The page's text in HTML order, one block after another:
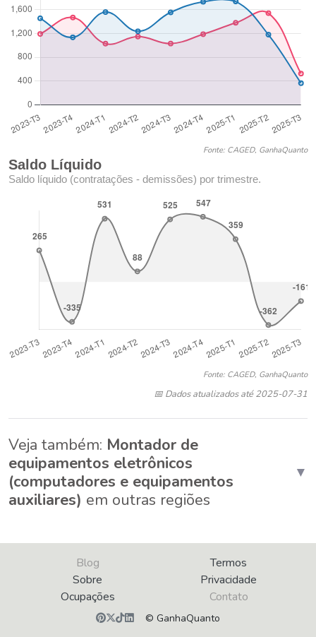
Fonte: CAGED, GanhaQuanto
Saldo Líquido
Saldo líquido (contratações - demissões) por trimestre.
Fonte: CAGED, GanhaQuanto
📅 Dados atualizados até 2025-07-31
Veja também: Montador de
equipamentos eletrônicos
(computadores e equipamentos
auxiliares) em outras regiões
▼
© GanhaQuanto
Blog
Sobre
Ocupações
Termos
Privacidade
Contato